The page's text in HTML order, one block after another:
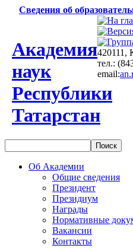
Сведения об
Академия
наук
Республики
Татарстан
420111,
тел.:
email:
Об Академии
Общие сведения
Президент
Президиум
Награды
Нормативные
Вакансии
Контакты